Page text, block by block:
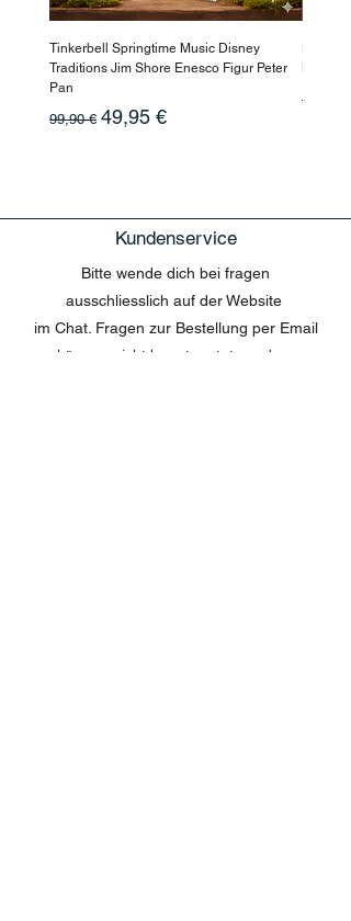
Tinkerbell Springtime Music Disney
Traditions Jim Shore Enesco Figur Peter
Pan
Standardpreis
99,90 € Sale-Preis
49,95 €
10,90 €
Kundenservice
Bitte wende dich bei fragen
ausschliesslich auf der Website
im Chat. Fragen zur Bestellung per Email
können nicht beantwortet werden.